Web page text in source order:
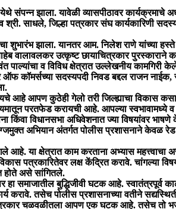
संपन्न झाला. यावेळी व्यासपीठावर
साधले, जिल्हा पत्रकार संघ कार्यकारिणी
शुभारंभ झाला. यानतर आम. निलेश राणे यांच्या
वालावलकर उत्कृष्ट छायाचित्रकार
व विविध क्षेत्रात उल्लेखनीय कामगिरी
सदस्यपदी निवड बद्दल राजन नाईक,
आहे आपण कुठेही गेलो तरी जिल्ह्याचा विकास
परतफेड करायची आहे. आपल्या स्वभावामध्ये
विधानसभा अधिवेशनात ज्या विषयांवर
अभियान अंतर्गत पोलीस प्रशासनाने केवळ
आहे. या क्षेत्रात काम करताना अभ्यास
पत्रकारितेवर लक्ष केंद्रित करावे. चांगल्या
होते असे सांगितले.
हा समाजातील बुद्धिजीवी घटक आहे. स्वातंत्रपूर्व
करावे. तसेच पोलीस प्रशासनाच्या वतीने
चळवळीतला आपण एक घटक आहे. तसेच तो